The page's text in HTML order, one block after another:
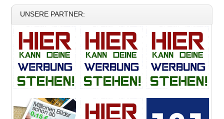
UNSERE PARTNER: